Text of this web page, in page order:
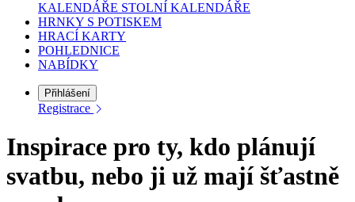
KALENDÁŘE STOLNÍ KALENDÁŘE
HRNKY S POTISKEM
HRACÍ KARTY
POHLEDNICE
NABÍDKY
Přihlášení
Registrace
Inspirace pro ty, kdo plánují
svatbu, nebo ji už mají šťastně